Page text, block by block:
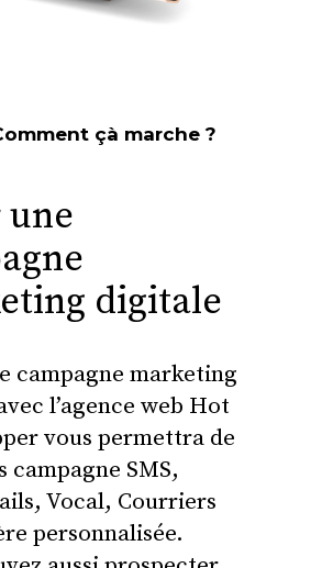
çà marche ?
digitale
campagne marketing
l’agence web Hot
vous permettra de
campagne SMS,
Vocal, Courriers
personnalisée.